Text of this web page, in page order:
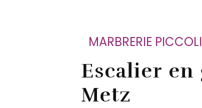
MARBRERIE PICCOLI
Escalier en granit à
Metz